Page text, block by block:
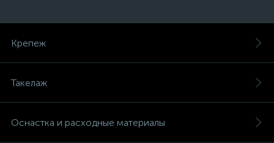
Крепеж
Такелаж
Оснастка и расходные материалы